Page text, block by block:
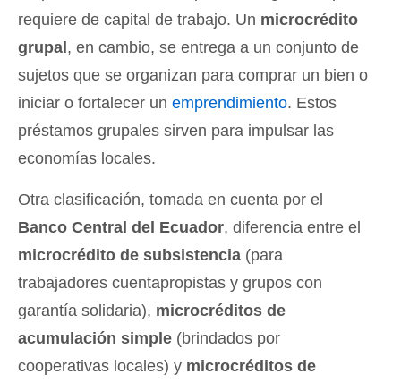
requiere de capital de trabajo. Un microcrédito
grupal , en cambio, se entrega a un conjunto de
sujetos que se organizan para comprar un bien o
iniciar o fortalecer un emprendimiento. Estos
préstamos grupales sirven para impulsar las
economías locales.
Otra clasificación, tomada en cuenta por el
Banco Central del Ecuador, diferencia entre el
microcrédito de subsistencia (para
trabajadores cuentapropistas y grupos con
garantía solidaria), microcréditos de
acumulación simple (brindados por
cooperativas locales) y microcréditos de